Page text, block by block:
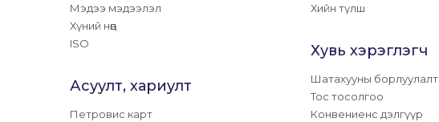
Мэдээ мэдээлэл
Хүний нөөц
ISO
Асуулт, хариулт
Петровис карт
Хийн түлш
Хувь хэрэглэгч
Шатахууны борлуулалт
Тос тосолгоо
Конвениенс дэлгүүр